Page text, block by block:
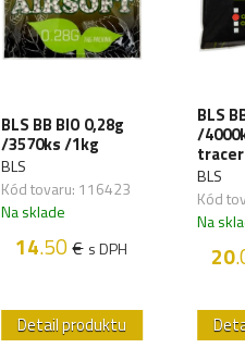
BLS BB BIO 0,28g
/3570ks /1kg
BLS
Kód tovaru: 116423
Na sklade
14.50€ s DPH
Detail produktu
BLS
/
BLS
Kód
Na
20